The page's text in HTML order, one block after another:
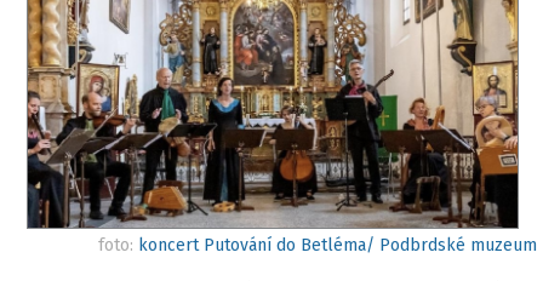
foto: koncert Putování do Betléma/ Podbrdské muzeum